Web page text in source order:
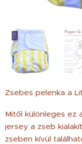
Zsebes pelenka a
Mitől különleges ez
jersey a zseb
zseben kívül